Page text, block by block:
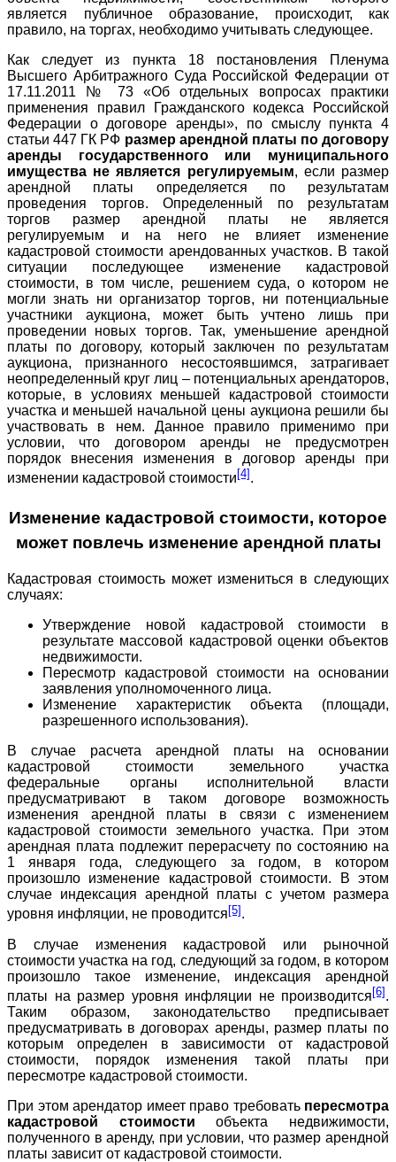
является публичное образование, происходит, как
правило, на торгах, необходимо учитывать следующее.
Как следует из пункта 18 постановления Пленума
Высшего Арбитражного Суда Российской Федерации от
17.11.2011 № 73 «Об отдельных вопросах практики
применения правил Гражданского кодекса Российской
Федерации о договоре аренды», по смыслу пункта 4
статьи 447 ГК РФ размер арендной платы по договору
аренды государственного или муниципального
имущества не является регулируемым, если размер
арендной платы определяется по результатам
проведения торгов. Определенный по результатам
торгов размер арендной платы не является
регулируемым и на него не влияет изменение
кадастровой стоимости арендованных участков. В такой
ситуации последующее изменение кадастровой
стоимости, в том числе, решением суда, о котором не
могли знать ни организатор торгов, ни потенциальные
участники аукциона, может быть учтено лишь при
проведении новых торгов. Так, уменьшение арендной
платы по договору, который заключен по результатам
аукциона, признанного несостоявшимся, затрагивает
неопределенный круг лиц – потенциальных арендаторов,
которые, в условиях меньшей кадастровой стоимости
участка и меньшей начальной цены аукциона решили бы
участвовать в нем. Данное правило применимо при
условии, что договором аренды не предусмотрен
порядок внесения изменения в договор аренды при
изменении кадастровой стоимости [4] .
Изменение кадастровой стоимости, которое
может повлечь изменение арендной платы
Кадастровая стоимость может измениться в следующих
случаях:
Утверждение новой кадастровой стоимости в
результате массовой кадастровой оценки объектов
недвижимости.
Пересмотр кадастровой стоимости на основании
заявления уполномоченного лица.
Изменение характеристик объекта (площади,
разрешенного использования).
В случае расчета арендной платы на основании
кадастровой стоимости земельного участка
федеральные органы исполнительной власти
предусматривают в таком договоре возможность
изменения арендной платы в связи с изменением
кадастровой стоимости земельного участка. При этом
арендная плата подлежит перерасчету по состоянию на
1 января года, следующего за годом, в котором
произошло изменение кадастровой стоимости. В этом
случае индексация арендной платы с учетом размера
уровня инфляции, не проводится[5].
В случае изменения кадастровой или рыночной
стоимости участка на год, следующий за годом, в котором
произошло такое изменение, индексация арендной
платы на размер уровня инфляции не производится[6].
Таким образом, законодательство предписывает
предусматривать в договорах аренды, размер платы по
которым определен в зависимости от кадастровой
стоимости, порядок изменения такой платы при
пересмотре кадастровой стоимости.
При этом арендатор имеет право требовать пересмотра
кадастровой стоимости объекта недвижимости,
полученного в аренду, при условии, что размер арендной
платы зависит от кадастровой стоимости.